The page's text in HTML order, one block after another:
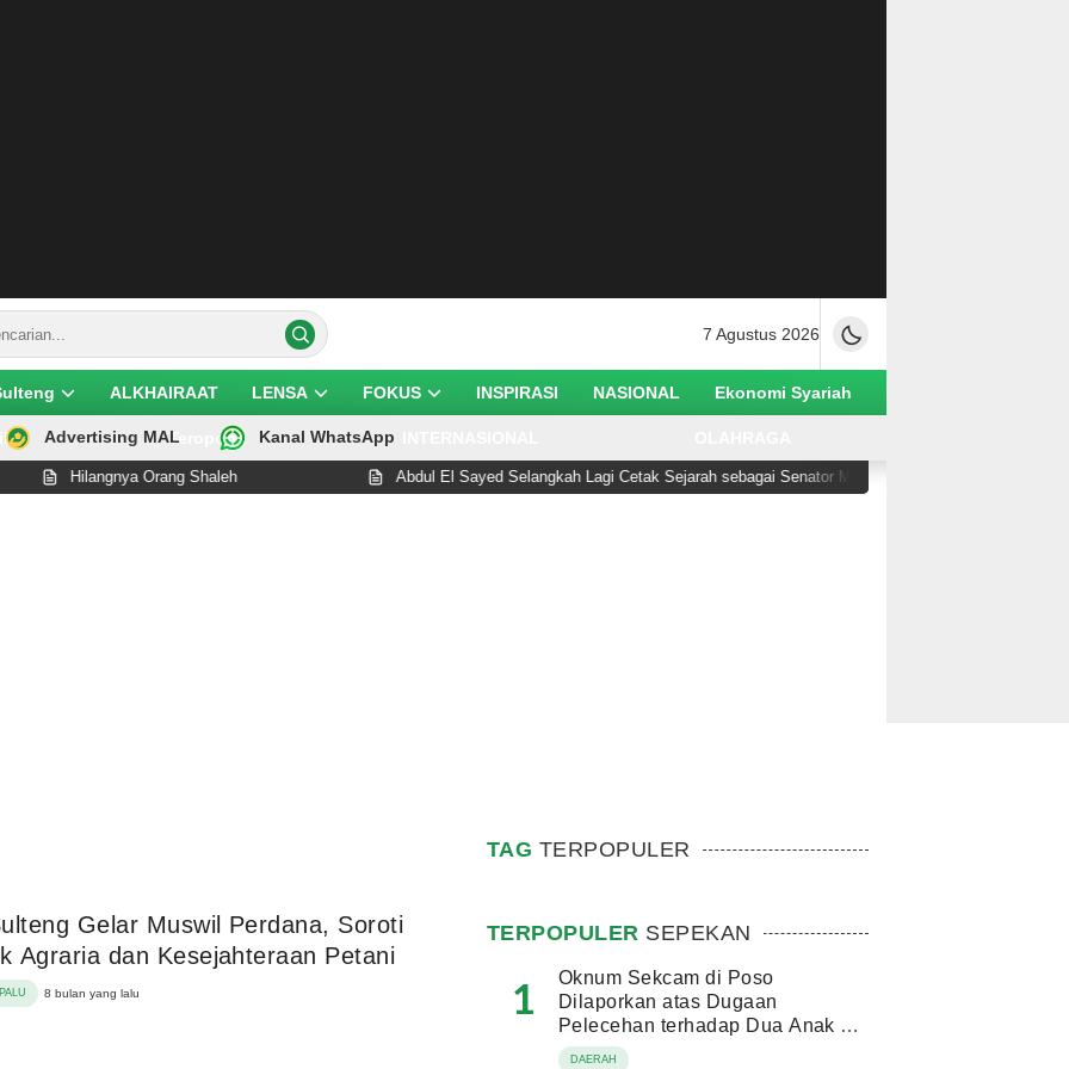
7 Agustus 2026
ALKHAIRAAT LENSA FOKUS INSPIRASI NASIONAL Ekonomi Syariah
Teropong
Advertising MAL Kanal WhatsApp
Hilangnya Orang Shaleh Abdul El Sayed Selangkah Lagi Cetak Sejarah sebagai Senator Muslim Pertama AS
Gelar Muswil Perdana, Soroti
Agraria dan Kesejahteraan Petani
8 bulan yang lalu
TAG TERPOPULER
TERPOPULER SEPEKAN
1
Oknum Sekcam di Poso
Dilaporkan atas Dugaan
Pelecehan terhadap Dua Anak di
Bawah Umur
DAERAH